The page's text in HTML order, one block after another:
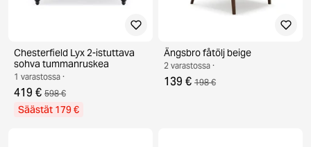
Chesterfield Lyx 2-istuttava
sohva tummanruskea
1 varastossa ·
419 € 598 €
Säästät 179 €
Ängsbro fåtölj beige
2 varastossa ·
139 € 198 €